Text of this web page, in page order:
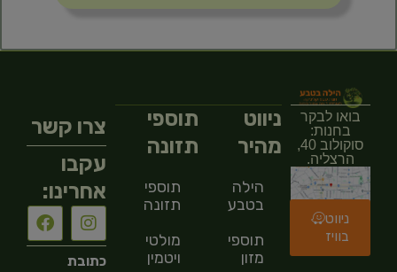
בואו לבקר
בחנות:
סוקולוב 40,
הרצליה.
ניווט
בוויז
ניווט
מהיר
הילה
בטבע
תוספי
מזון
תוספי
תזונה
תוספי
תזונה
מולטי
ויטמין
צרו קשר
עקבו
אחרינו:
כתובת